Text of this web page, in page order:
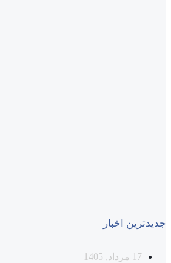
جدیدترین اخبار
17 مرداد, 1405